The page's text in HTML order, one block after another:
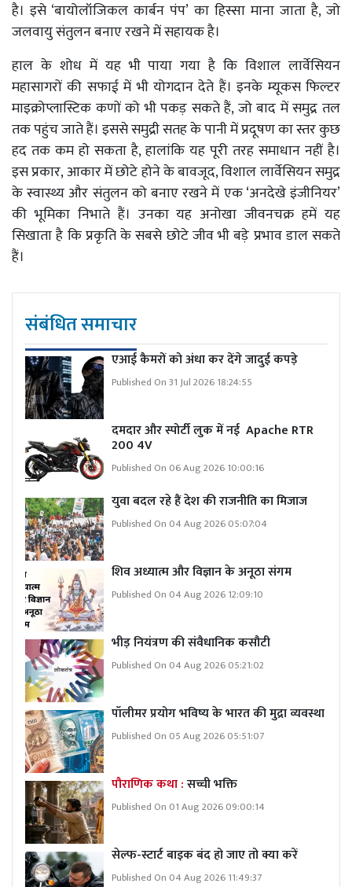
है। इसे ‘बायोलॉजिकल कार्बन पंप’ का हिस्सा माना जाता है, जो
जलवायु संतुलन बनाए रखने में सहायक है।
हाल के शोध में यह भी पाया गया है कि विशाल लार्वेसियन
महासागरों की सफाई में भी योगदान देते हैं। इनके म्यूकस फिल्टर
माइक्रोप्लास्टिक कणों को भी पकड़ सकते हैं, जो बाद में समुद्र तल
तक पहुंच जाते हैं। इससे समुद्री सतह के पानी में प्रदूषण का स्तर कुछ
हद तक कम हो सकता है, हालांकि यह पूरी तरह समाधान नहीं है।
इस प्रकार, आकार में छोटे होने के बावजूद, विशाल लार्वेसियन समुद्र
के स्वास्थ्य और संतुलन को बनाए रखने में एक ‘अनदेखे इंजीनियर’
की भूमिका निभाते हैं। उनका यह अनोखा जीवनचक्र हमें यह
सिखाता है कि प्रकृति के सबसे छोटे जीव भी बड़े प्रभाव डाल सकते
हैं।
संबंधित समाचार
एआई कैमरों को अंधा कर देंगे जादुई कपड़े
Published On 31 Jul 2026 18:24:55
दमदार और स्पोर्टी लुक में नई Apache RTR
200 4V
Published On 06 Aug 2026 10:00:16
युवा बदल रहे हैं देश की राजनीति का मिजाज
Published On 04 Aug 2026 05:07:04
शिव अध्यात्म और विज्ञान के अनूठा संगम
Published On 04 Aug 2026 12:09:10
भीड़ नियंत्रण की संवैधानिक कसौटी
Published On 04 Aug 2026 05:21:02
पॉलीमर प्रयोग भविष्य के भारत की मुद्रा व्यवस्था
Published On 05 Aug 2026 05:51:07
पौराणिक कथा :सच्ची भक्ति
Published On 01 Aug 2026 09:00:14
सेल्फ-स्टार्ट बाइक बंद हो जाए तो क्या करें
Published On 04 Aug 2026 11:49:37